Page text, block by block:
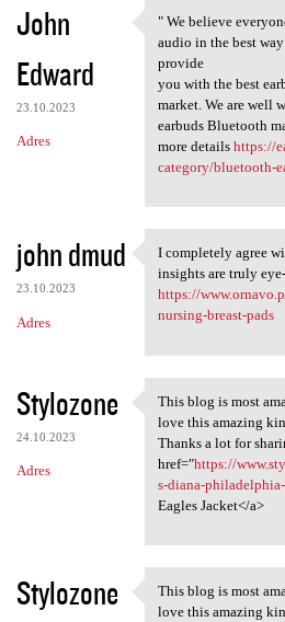
John
Edward
23.10.2023
Adres
" We believe
" We believe
audio in the best
provide
you with the best
market. We are well
earbuds Bluetooth
more details https://
category/bluetooth-
john dmud
23.10.2023
Adres
I completely
I completely agree
insights are truly
https://
nursing-breast-pads
Stylozone
24.10.2023
Adres
This blog is
This blog is most
love this amazing
Thanks a lot for
href="https://
s-diana-philadelphia-
Eagles Jacket</a>
Stylozone This blog is
This blog is most
love this amazing